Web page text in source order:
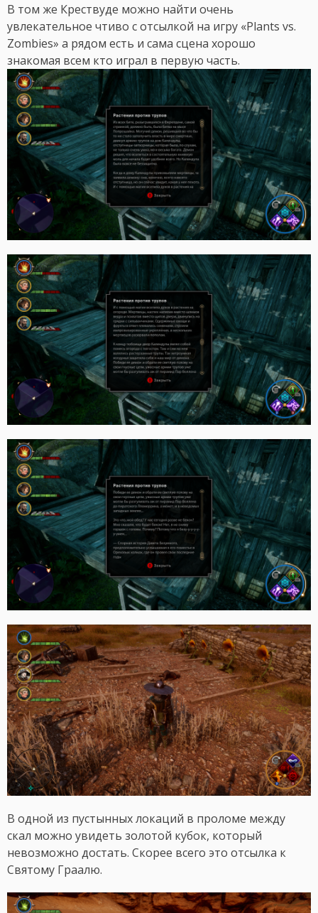
В том же Крествуде можно найти очень
увлекательное чтиво с отсылкой на игру «Plants vs.
Zombies» а рядом есть и сама сцена хорошо
знакомая всем кто играл в первую часть.
В одной из пустынных локаций в проломе между
скал можно увидеть золотой кубок, который
невозможно достать. Скорее всего это отсылка к
Святому Граалю.